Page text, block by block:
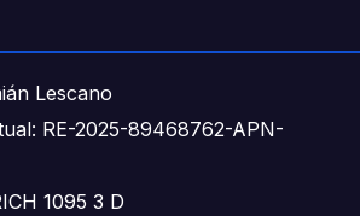
Lescano
RE-2025-89468762-APN-
1095 3 D